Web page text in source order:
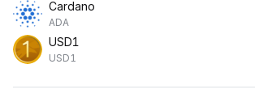
Cardano
ADA
USD1
USD1